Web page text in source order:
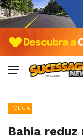
POLÍCIA
Bahia